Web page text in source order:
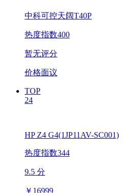
中科可控天阔T40P
热度指数400
暂无评分
价格面议
TOP
24
HP Z4 G4(1JP11AV-SC001)
热度指数344
9.5 分
￥ 16999